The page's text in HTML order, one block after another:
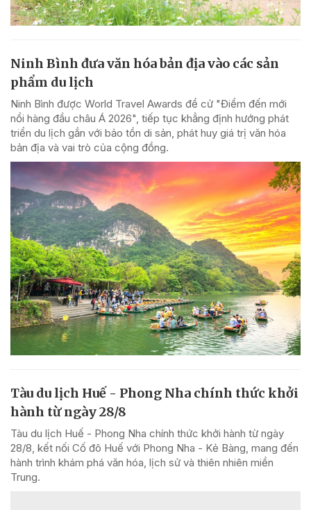
Ninh Bình đưa văn hóa bản địa vào các sản
phẩm du lịch
Ninh Bình được World Travel Awards đề cử "Điểm đến mới
nổi hàng đầu châu Á 2026", tiếp tục khẳng định hướng phát
triển du lịch gắn với bảo tồn di sản, phát huy giá trị văn hóa
bản địa và vai trò của cộng đồng.
Tàu du lịch Huế - Phong Nha chính thức khởi
hành từ ngày 28/8
Tàu du lịch Huế - Phong Nha chính thức khởi hành từ ngày
28/8, kết nối Cố đô Huế với Phong Nha - Kẻ Bàng, mang đến
hành trình khám phá văn hóa, lịch sử và thiên nhiên miền
Trung.